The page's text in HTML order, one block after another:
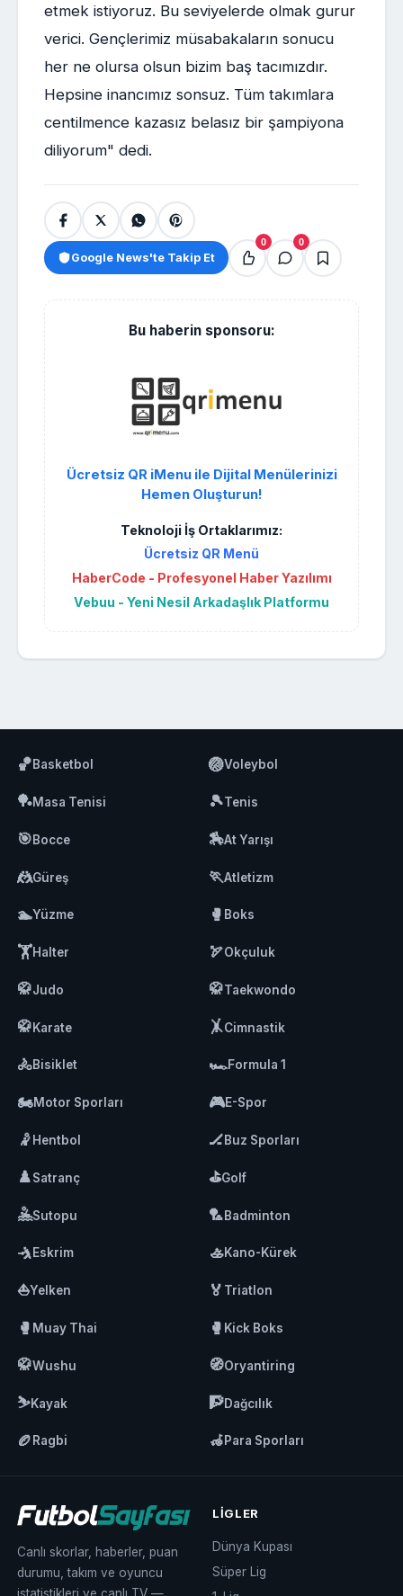
etmek istiyoruz. Bu seviyelerde olmak gurur
verici. Gençlerimiz müsabakaların sonucu
her ne olursa olsun bizim baş tacımızdır.
Hepsine inancımız sonsuz. Tüm takımlara
centilmence kazasız belasız bir şampiyona
diliyorum" dedi.
Google News'te Takip Et
0 0
Bu haberin sponsoru:
Ücretsiz QR iMenu ile Dijital Menülerinizi
Hemen Oluşturun!
Teknoloji İş Ortaklarımız:
Ücretsiz QR Menü
HaberCode - Profesyonel Haber Yazılımı
Vebuu - Yeni Nesil Arkadaşlık Platformu
🏀Basketbol 🏐Voleybol
🏓Masa Tenisi 🎾Tenis
🎯Bocce 🏇At Yarışı
🤼Güreş 🏃Atletizm
🏊Yüzme 🥊 Boks
🏋️Halter 🏹Okçuluk
🥋Judo 🥋Taekwondo
🥋Karate 🤸Cimnastik
🚴Bisiklet 🏎️Formula 1
🏍️Motor Sporları 🎮E-Spor
🤾 Hentbol 🏒Buz Sporları
♟️Satranç ⛳Golf
🤽Sutopu 🏸Badminton
🤺Eskrim 🚣Kano-Kürek
⛵Yelken 🏅 Triatlon
🥊 Muay Thai 🥊 Kick Boks
🥋Wushu 🧭Oryantiring
⛷️Kayak 🧗Dağcılık
🏉 Ragbi 🦽Para Sporları
Canlı skorlar, haberler, puan
durumu, takım ve oyuncu
LIGLER
Dünya Kupası
Süper Lig